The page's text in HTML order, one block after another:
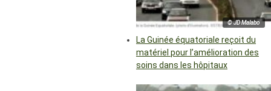
© JD Malabo
La Guinée équatoriale reçoit du
matériel pour l’amélioration des
soins dans les hôpitaux